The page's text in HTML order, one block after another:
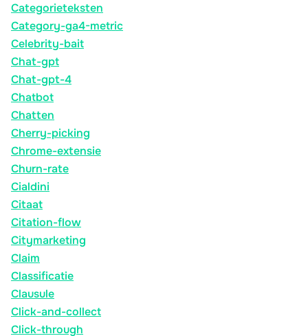
Categorieteksten
Category-ga4-metric
Celebrity-bait
Chat-gpt
Chat-gpt-4
Chatbot
Chatten
Cherry-picking
Chrome-extensie
Churn-rate
Cialdini
Citaat
Citation-flow
Citymarketing
Claim
Classificatie
Clausule
Click-and-collect
Click-through